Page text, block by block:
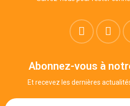
Abonnez-vous à
Et recevez les dernières